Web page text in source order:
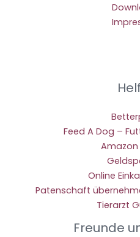
Feed A Dog –
Amazon
Online
Patenschaft
Tierarzt
Freunde